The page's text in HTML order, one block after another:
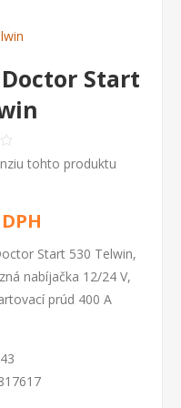
Start
tohto produktu
Start 530 Telwin,
nabíjačka 12/24 V,
prúd 400 A